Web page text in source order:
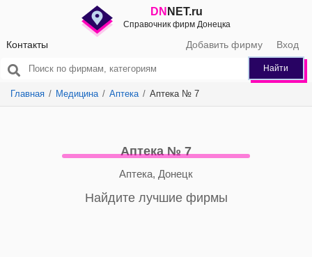
DN NET.ru
Справочник фирм Донецка
Контакты Добавить фирму Вход
Найти
Главная Медицина Аптека Аптека № 7
Аптека № 7
Аптека, Донецк
Найдите лучшие фирмы